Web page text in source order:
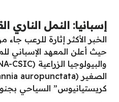
إسبانيا: النمل الناري
الخبر الأكثر إثارة للرعب جاء
حيث أعلن المعهد الإسباني
كريستيانيوس” السياحي